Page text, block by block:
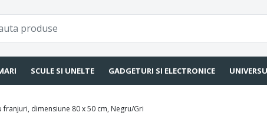
SCULE SI UNELTE GADGETURI SI ELECTRONICE
dimensiune 80 x 50 cm, Negru/Gri